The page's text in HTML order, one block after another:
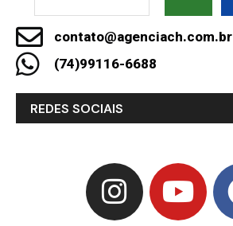
contato@agenciach.com.br
(74)99116-6688
REDES SOCIAIS